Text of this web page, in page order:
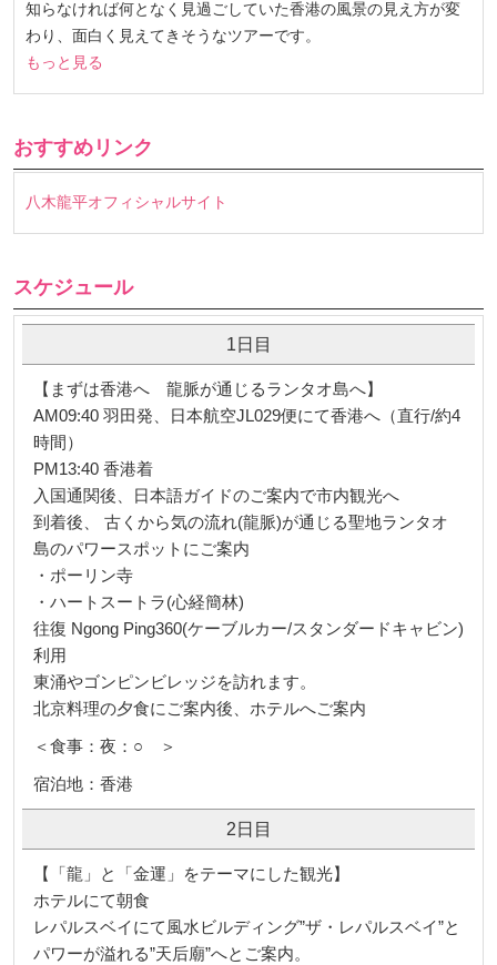
知らなければ何となく見過ごしていた香港の風景の見え方が変
わり、面白く見えてきそうなツアーです。
もっと見る
おすすめリンク
八木龍平オフィシャルサイト
スケジュール
1日目
【まずは香港へ 龍脈が通じるランタオ島へ】
AM09:40 羽田発、日本航空JL029便にて香港へ（直行/約4
時間）
PM13:40 香港着
入国通関後、日本語ガイドのご案内で市内観光へ
到着後、 古くから気の流れ(龍脈)が通じる聖地ランタオ
島のパワースポットにご案内
・ポーリン寺
・ハートスートラ(心経簡林)
往復 Ngong Ping360(ケーブルカー/スタンダードキャビン)
利用
東涌やゴンピンビレッジを訪れます。
北京料理の夕食にご案内後、ホテルへご案内
＜食事：夜：○ ＞
宿泊地：香港
2日目
【「龍」と「金運」をテーマにした観光】
ホテルにて朝食
レパルスベイにて風水ビルディング”ザ・レパルスベイ”と
パワーが溢れる”天后廟”へとご案内。